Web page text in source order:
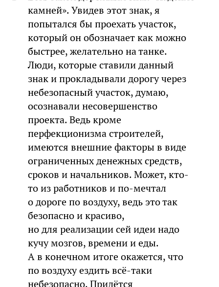
камней». Увидев этот знак, я
попытался бы проехать участок,
который он обозначает как можно
быстрее, желательно на танке.
Люди, которые ставили данный
знак и прокладывали дорогу через
небезопасный участок, думаю,
осознавали несовершенство
проекта. Ведь кроме
перфекционизма строителей,
имеются внешние факторы в виде
ограниченных денежных средств,
сроков и начальников. Может, кто-
то из работников и по-мечтал
о дороге по воздуху, ведь это так
безопасно и красиво,
но для реализации сей идеи надо
кучу мозгов, времени и еды.
А в конечном итоге окажется, что
по воздуху ездить всё-таки
небезопасно. Придётся